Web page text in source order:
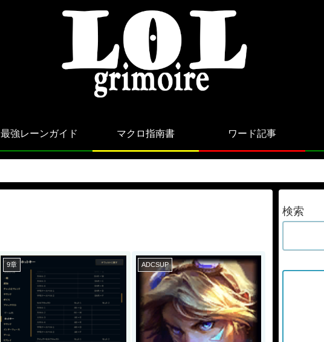
最強レーンガイド マクロ指南書 ワード記事
9章 ADCSUP
検索